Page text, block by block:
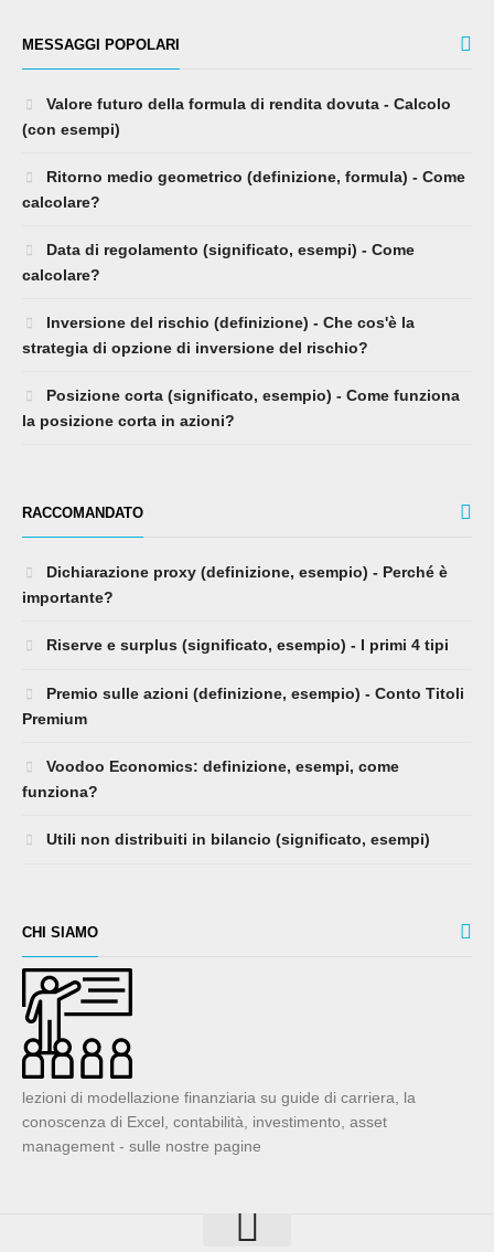
MESSAGGI POPOLARI
Valore futuro della formula di rendita dovuta - Calcolo
(con esempi)
Ritorno medio geometrico (definizione, formula) - Come
calcolare?
Data di regolamento (significato, esempi) - Come
calcolare?
Inversione del rischio (definizione) - Che cos'è la
strategia di opzione di inversione del rischio?
Posizione corta (significato, esempio) - Come funziona
la posizione corta in azioni?
RACCOMANDATO
Dichiarazione proxy (definizione, esempio) - Perché è
importante?
Riserve e surplus (significato, esempio) - I primi 4 tipi
Premio sulle azioni (definizione, esempio) - Conto Titoli
Premium
Voodoo Economics: definizione, esempi, come
funziona?
Utili non distribuiti in bilancio (significato, esempi)
CHI SIAMO
lezioni di modellazione finanziaria su guide di carriera, la
conoscenza di Excel, contabilità, investimento, asset
management - sulle nostre pagine